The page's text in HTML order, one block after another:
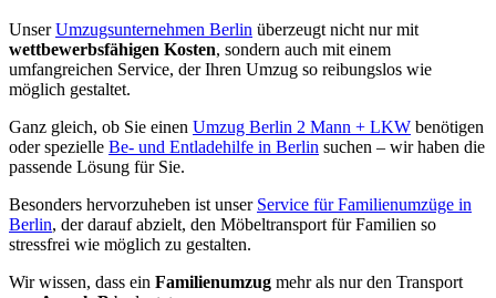
UnserUmzugsunternehmen Berlin überzeugt nicht nur mit
wettbewerbsfähigen Kosten, sondern auch mit einem
umfangreichen Service, der Ihren Umzug so reibungslos wie
möglich gestaltet.
Ganz gleich, ob Sie einen Umzug Berlin 2 Mann + LKW benötigen
oder spezielle Be- und Entladehilfe in Berlin suchen – wir haben die
passende Lösung für Sie.
Besonders hervorzuheben ist unser Service für Familienumzüge in
Berlin, der darauf abzielt, den Möbeltransport für Familien so
stressfrei wie möglich zu gestalten.
Wir wissen, dass ein Familienumzug mehr als nur den Transport